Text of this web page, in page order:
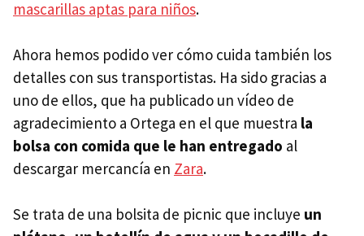
mascarillas aptas para niños.
Ahora hemos podido ver cómo cuida también los
detalles con sus transportistas. Ha sido gracias a
uno de ellos, que ha publicado un vídeo de
agradecimiento a Ortega en el que muestra la
bolsa con comida que le han entregado al
descargar mercancía en Zara.
Se trata de una bolsita de picnic que incluye un